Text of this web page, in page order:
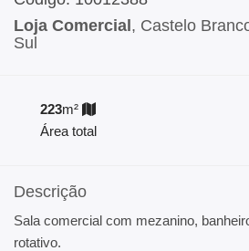
Loja Comercial , Castelo
Sul
223m²
Área total
Descrição
Sala comercial com mezanino,
rotativo.